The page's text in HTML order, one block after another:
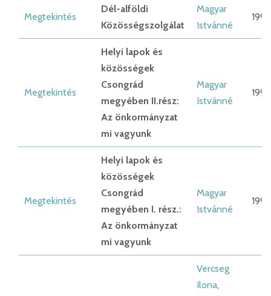
Megtekintés
Dél-alföldi
Közösségszolgálat
Magyar
Istvánné
1993
Megtekintés
Helyi lapok és
közösségek
Csongrád
megyében II.rész:
Az önkormányzat
mi vagyunk
Magyar
Istvánné
1993
Megtekintés
Helyi lapok és
közösségek
Csongrád
megyében I. rész.:
Az önkormányzat
mi vagyunk
Magyar
Istvánné
1993
Vercseg
Ilona,